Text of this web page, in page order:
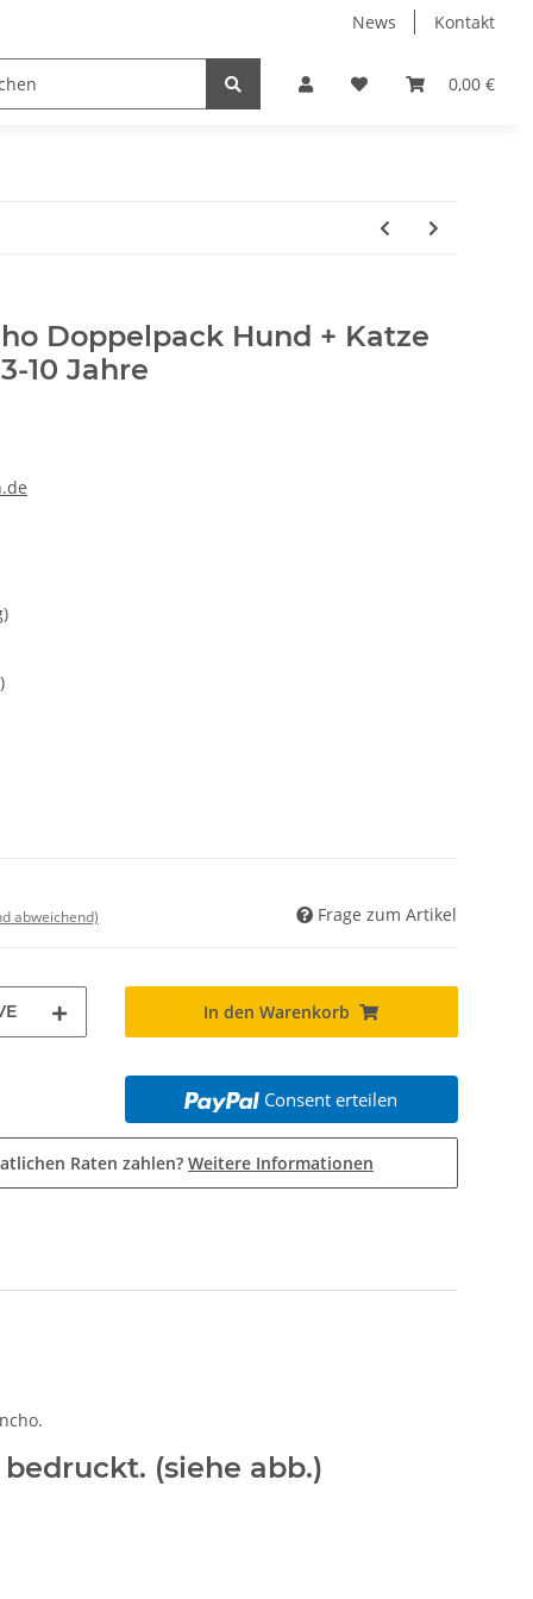
News Kontakt
0,00 €
für Erwachsene mit Wunschdruck Taschen
Doppelpack Hund + Katze
10 Jahre
abweichend) Frage zum Artikel
In den Warenkorb
Consent erteilen
Raten zahlen? Weitere Informationen
(siehe abb.)